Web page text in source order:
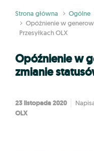
Strona główna Ogólne
Opóźnienie w
Przesyłkach OLX
Opóźnienie w
zmianie
23 listopada 2020
OLX